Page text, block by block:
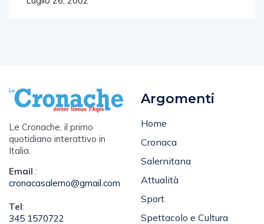
Le Cronache, il primo
quotidiano interattivo in
Italia.
Email :
cronacasalerno@gmail.com
Tel:
345 1570722
Argomenti
Home
Cronaca
Salernitana
Attualità
Sport
Spettacolo e Cultura